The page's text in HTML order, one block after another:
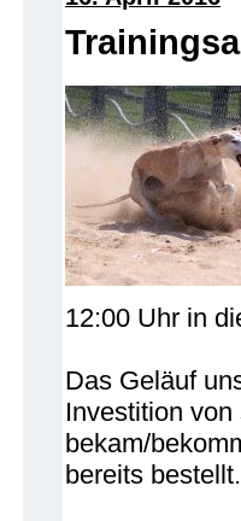
12:00 Uhr in
Das Geläuf
Investition
bekam/
bereits